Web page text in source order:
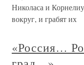
Николаса и
вокруг, и грабят их
«Россия…